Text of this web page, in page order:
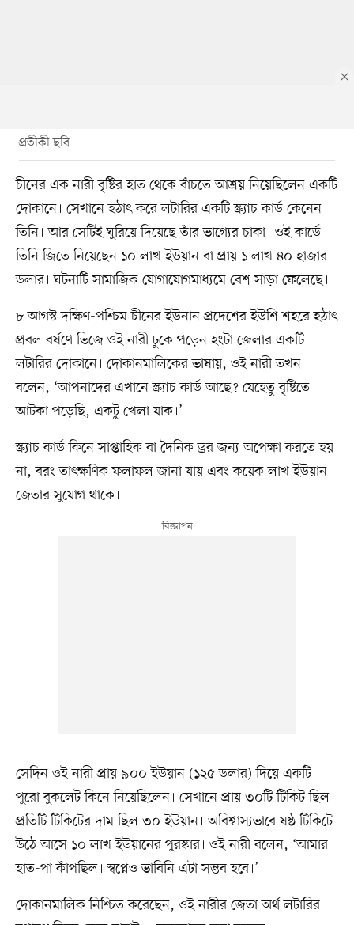
প্রতীকী ছবি
চীনের এক নারী বৃষ্টির হাত থেকে বাঁচতে আশ্রয় নিয়েছিলেন একটি
দোকানে। সেখানে হঠাৎ করে লটারির একটি স্ক্র্যাচ কার্ড কেনেন
তিনি। আর সেটিই ঘুরিয়ে দিয়েছে তাঁর ভাগ্যের চাকা। ওই কার্ডে
তিনি জিতে নিয়েছেন ১০ লাখ ইউয়ান বা প্রায় ১ লাখ ৪০ হাজার
ডলার। ঘটনাটি সামাজিক যোগাযোগমাধ্যমে বেশ সাড়া ফেলেছে।
৮ আগস্ট দক্ষিণ-পশ্চিম চীনের ইউনান প্রদেশের ইউশি শহরে হঠাৎ
প্রবল বর্ষণে ভিজে ওই নারী ঢুকে পড়েন হংটা জেলার একটি
লটারির দোকানে। দোকানমালিকের ভাষায়, ওই নারী তখন
বলেন, ‘আপনাদের এখানে স্ক্র্যাচ কার্ড আছে? যেহেতু বৃষ্টিতে
আটকা পড়েছি, একটু খেলা যাক।’
স্ক্র্যাচ কার্ড কিনে সাপ্তাহিক বা দৈনিক ড্রর জন্য অপেক্ষা করতে হয়
না, বরং তাৎক্ষণিক ফলাফল জানা যায় এবং কয়েক লাখ ইউয়ান
জেতার সুযোগ থাকে।
সেদিন ওই নারী প্রায় ৯০০ ইউয়ান (১২৫ ডলার) দিয়ে একটি
পুরো বুকলেট কিনে নিয়েছিলেন। সেখানে প্রায় ৩০টি টিকিট ছিল।
প্রতিটি টিকিটের দাম ছিল ৩০ ইউয়ান। অবিশ্বাস্যভাবে ষষ্ঠ টিকিটে
উঠে আসে ১০ লাখ ইউয়ানের পুরস্কার। ওই নারী বলেন, ‘আমার
হাত-পা কাঁপছিল। স্বপ্নেও ভাবিনি এটা সম্ভব হবে।’
দোকানমালিক নিশ্চিত করেছেন, ওই নারীর জেতা অর্থ লটারির